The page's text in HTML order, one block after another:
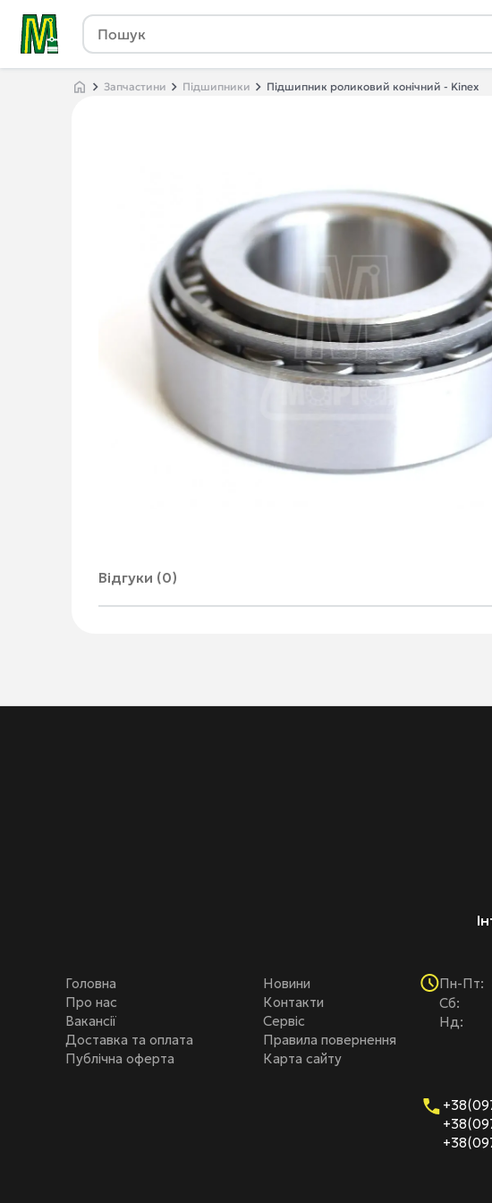
Запчастини Підшипники Підшипник роликовий конічний - Kinex
Відгуки (0)
Головна
Про нас
Вакансії
Доставка та оплата
Публічна оферта
Новини
Контакти
Сервіс
Правила повернення
Карта сайту
Пн-Пт:
Cб:
Нд: